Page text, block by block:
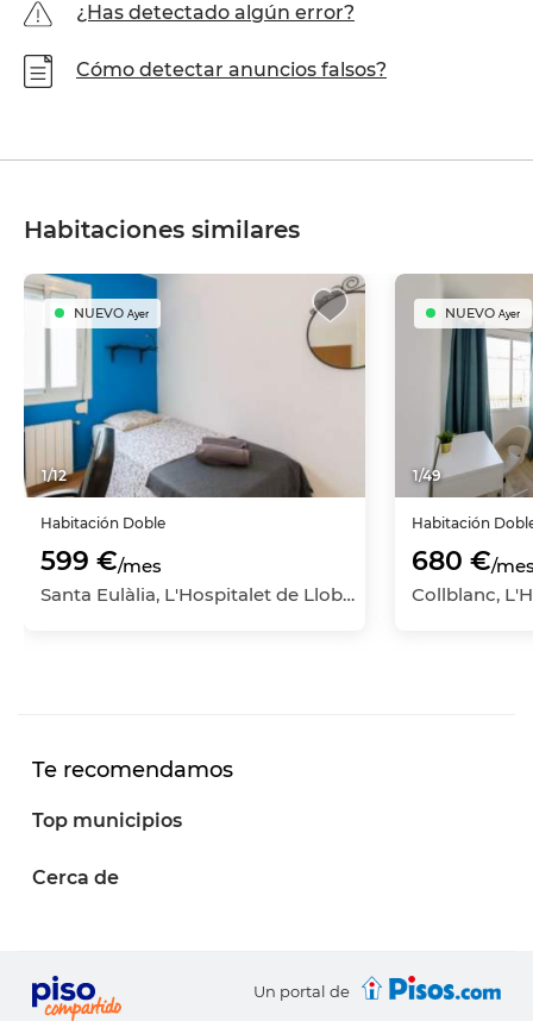
¿Has detectado algún error?
Cómo detectar anuncios falsos?
Habitaciones similares
1/12
NUEVO Ayer
Habitación Doble
599 €/mes
Santa Eulàlia, L'Hospitalet de Llobregat, Barcelona
1/49
NUEVO Ayer
Habitación
680 €/
Te recomendamos
Top municipios
Cerca de
Un portal de